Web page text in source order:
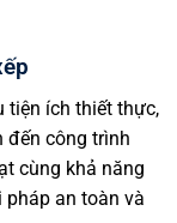
tiện ích thiết thực,
đến công trình
cùng khả năng
an toàn và